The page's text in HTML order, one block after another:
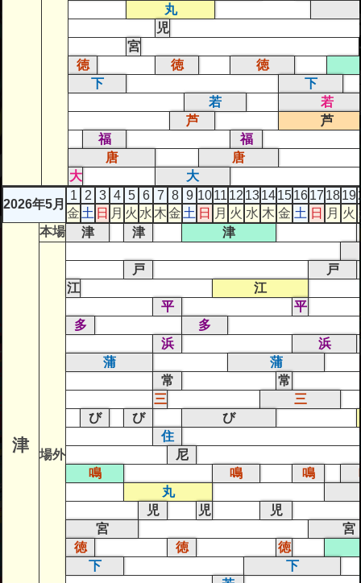
丸
児
宮
徳
徳
徳
下
下
若
若
芦
芦
福
福
唐
唐
大
大
2026年5月
1 2 3 4 5 6 7 8 9 1011 12 1314151617 1819
金 土 日 月 火 水 木金 土 日 月 火 水 木 金 土 日 月 火
津
本場 津 津 津
場外
戸
戸
江
江
平
平
多
多
浜
浜
蒲
蒲
常
常
三
三
び
び
び
住
尼
鳴
鳴 鳴
丸
児
児
児
宮
宮
徳
徳
徳
下
下